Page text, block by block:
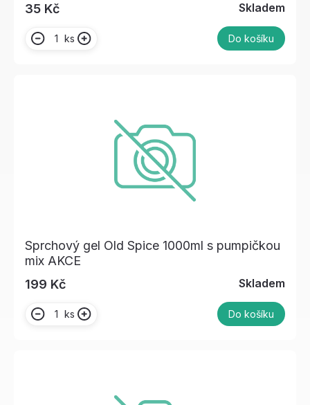
35 Kč
Skladem
ks Do košíku
Sprchový gel Old Spice 1000ml s pumpičkou
mix AKCE
199 Kč
Skladem
ks Do košíku